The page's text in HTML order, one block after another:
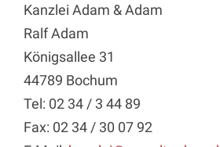
Kanzlei Adam & Adam
Ralf Adam
Königsallee 31
44789 Bochum
Tel: 02 34 / 3 44 89
Fax: 02 34 / 30 07 92